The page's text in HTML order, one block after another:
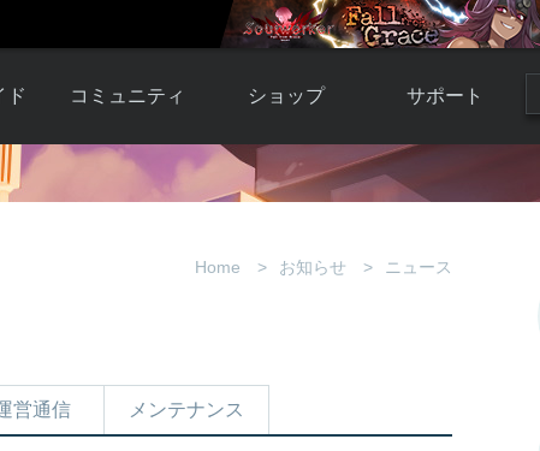
ド
く
コミュニティ
自由掲示板
ショップ
Y.Pの購入
アイテムカタロ
サポート
よくある質問
不具合対応状況
Home お知らせ ニュース
営通信 メンテナンス